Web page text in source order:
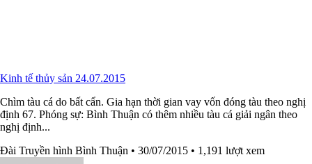
Kinh tế thủy sản 24.07.2015
Chìm tàu cá do bất cẩn. Gia hạn thời gian vay vốn đóng tàu theo nghị
định 67. Phóng sự: Bình Thuận có thêm nhiều tàu cá giải ngân theo
nghị định...
Đài Truyền hình Bình Thuận • 30/07/2015 • 1,191 lượt xem